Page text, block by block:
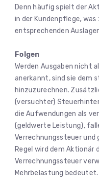
Denn häufig spielt der
in der Kundenpflege,
entsprechenden
Folgen
Werden Ausgaben nicht
anerkannt, sind sie dem
hinzuzurechnen.
(versuchter)
die Aufwendungen als
(geldwerte Leistung),
Verrechnungssteuer und
Regel wird dem
Verrechnungssteuer
Mehrbelastung bedeutet.